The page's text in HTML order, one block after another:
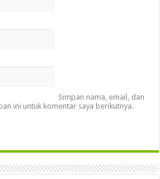
Simpan nama, email, dan
ini untuk komentar saya berikutnya.